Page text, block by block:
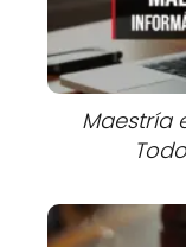
Maestría